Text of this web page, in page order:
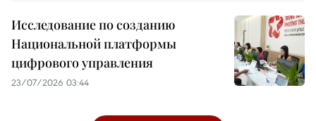
Исследование по созданию
Национальной платформы
цифрового управления
23/07/2026 03:44